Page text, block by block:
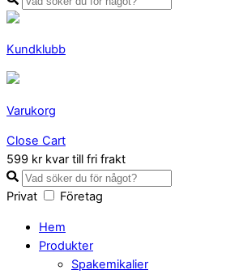
Kundklubb
Varukorg
Close Cart
599 kr kvar till fri frakt
Privat Företag
Hem
Produkter
Spakemikalier